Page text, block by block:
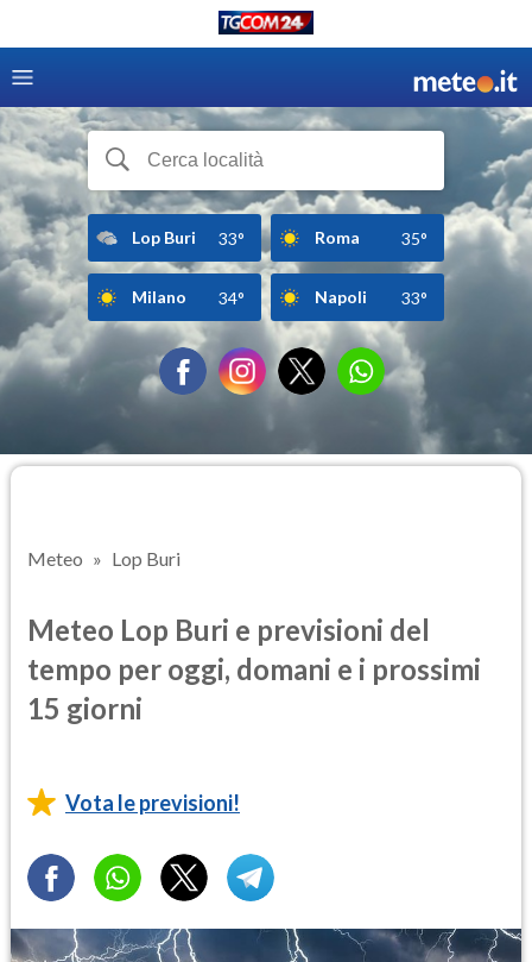
Lop Buri 33° Roma 35°
Milano 34° Napoli 33°
Meteo Lop Buri
Meteo Lop Buri e previsioni del
tempo per oggi, domani e i prossimi
15 giorni
Vota le previsioni!